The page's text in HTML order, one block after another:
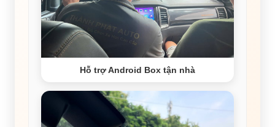
Hỗ trợ Android Box tận nhà